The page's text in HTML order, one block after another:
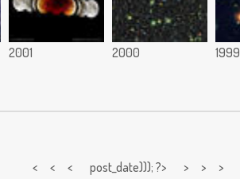
2001 2000 1999
< < < post_date))); ?> > > >